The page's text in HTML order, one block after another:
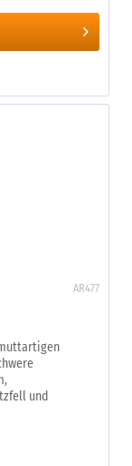
AR477
und